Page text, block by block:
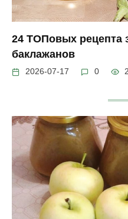
24 ТОПовых рецепта
баклажанов
2026-07-17 0